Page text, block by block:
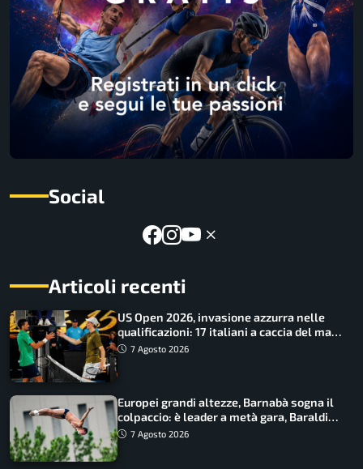
Social
Articoli recenti
US Open 2026, invasione azzurra nelle
qualificazioni: 17 italiani a caccia del main
draw7 Agosto 2026
Europei grandi altezze, Barnabà sogna il
colpaccio: è leader a metà gara, Baraldi
ancora in corsa
7 Agosto 2026